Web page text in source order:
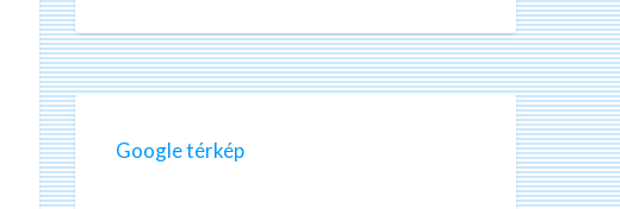
Google térkép